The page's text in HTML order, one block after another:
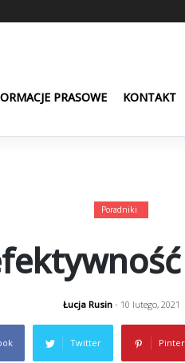
PRASOWE KONTAKT
Poradniki
Łucja Rusin- 10 lutego, 2021
Twitter